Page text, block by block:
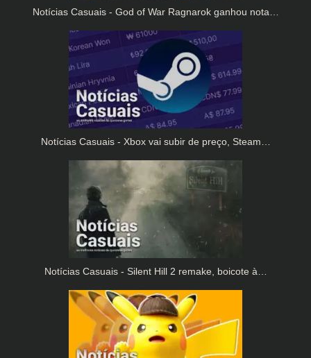
Notícias Casuais - God of War Ragnarok ganhou nota…
Notícias Casuais - Xbox vai subir de preço, Steam…
Notícias Casuais - Silent Hill 2 remake, boicote à…